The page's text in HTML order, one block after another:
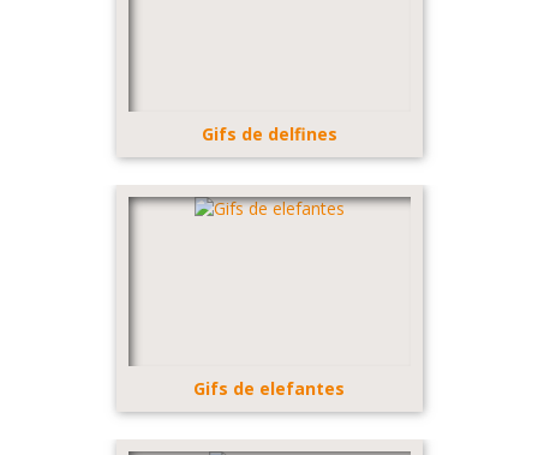
Gifs de delfines
Gifs de elefantes